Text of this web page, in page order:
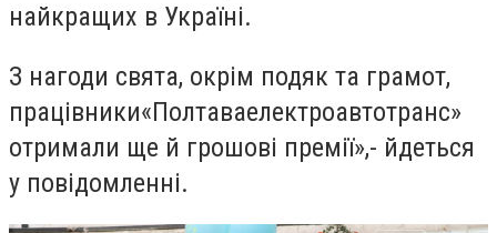
найкращих в Україні.
З нагоди свята, окрім подяк та грамот,
працівники«Полтаваелектроавтотранс»
отримали ще й грошові премії»,- йдеться
у повідомленні.